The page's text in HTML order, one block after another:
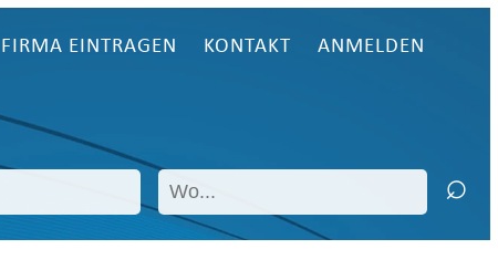
FIRMA EINTRAGEN KONTAKT ANMELDEN